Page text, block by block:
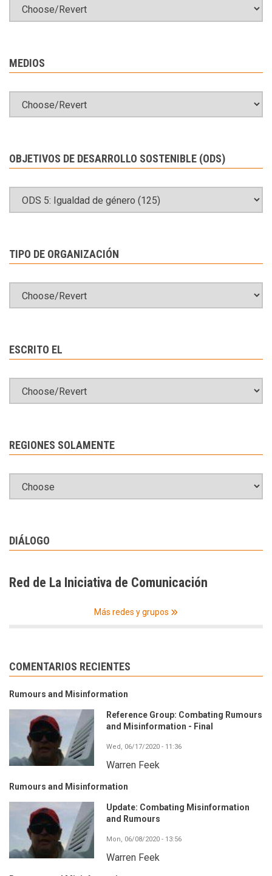
MEDIOS
OBJETIVOS DE DESARROLLO SOSTENIBLE (ODS)
TIPO DE ORGANIZACIÓN
ESCRITO EL
REGIONES SOLAMENTE
DIÁLOGO
Red de La Iniciativa de Comunicación
Más redes y grupos
COMENTARIOS RECIENTES
Rumours and Misinformation
Reference Group: Combating Rumours
and Misinformation - Final
Wed, 06/17/2020 - 11:36
Warren Feek
Rumours and Misinformation
Update: Combating Misinformation
and Rumours
Mon, 06/08/2020 - 13:56
Warren Feek